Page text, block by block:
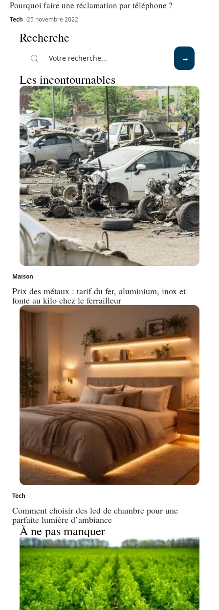
Pourquoi faire une réclamation par téléphone ?
Tech 25 novembre 2022
Recherche
Les incontournables
Maison
Prix des métaux : tarif du fer, aluminium, inox et
fonte au kilo chez le ferrailleur
Tech
Comment choisir des led de chambre pour une
parfaite lumière d’ambiance
À ne pas manquer